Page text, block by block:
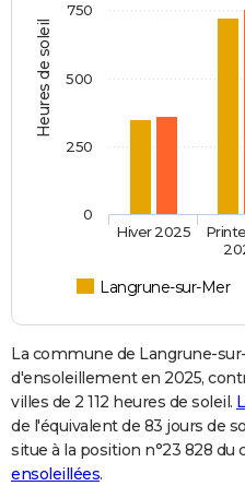
Heures de soleil
Langrune-sur-Mer
Hiver 2025
0
250
500
750
La commune de Langrune-
d'ensoleillement en 2025,
villes de 2 112 heures de soleil.
de l'équivalent de 83 jours de
situe à la position n°23 828 du
ensoleillées.